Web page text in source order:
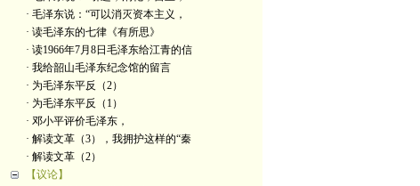
· 毛泽东说：“可以消灭资本主义，
· 读毛泽东的七律《有所思》
· 读1966年7月8日毛泽东给江青的信
· 我给韶山毛泽东纪念馆的留言
· 为毛泽东平反（2）
· 为毛泽东平反（1）
· 邓小平评价毛泽东，
· 解读文革（3），我拥护这样的“秦
· 解读文革（2）
【议论】